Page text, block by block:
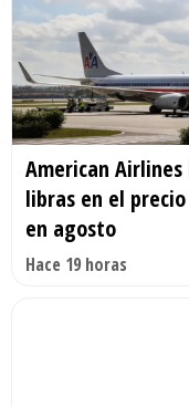
American
libras en el
en agosto
Hace 19 horas